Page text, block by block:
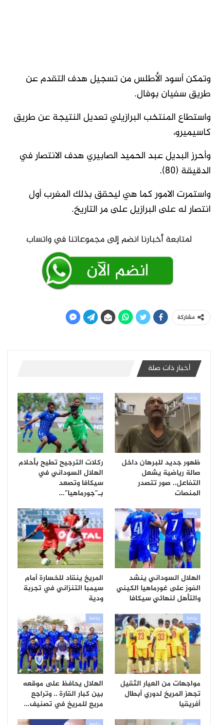
وتمكن أسود الأطلس من تسجيل هدف التقدم عن
طريق سفيان بوفال.
واستطاع المنتخب البرازيلي تعديل النتيجة عن طريق
كاسيميرو،
وأحرز البديل عبد الحميد الصابيري هدف الانتصار في
الدقيقة (80).
واستمرت الامور كما هي ليحقق بذلك المغرب أول
انتصار له على البرازيل على مر التاريخ.
مشاركة
أخبار ذات صلة
رياضة
ظهور جديد للبرهان داخل
صالة رياضية يشعل
التفاعل.. صور تتصدر
المنصات
رياضة
ركلات الترجيح تطيح بأحلام
الهلال السوداني في
سيكافا وتصعد
بـ”جورماهيا”…
رياضة
الهلال السوداني ينشد
الفوز على غورماهيا الكيني
والتأهل لنهائي سيكافا
رياضة
المريخ ينقاد للخسارة أمام
سيمبا التنزاني في تجربة
ودية
رياضة
مواجهات من العيار الثقيل
تجهز المريخ لدوري أبطال
أفريقيا
رياضة
الهلال يحافظ على موقعه
بين كبار القارة .. وتراجع
مريع للمريخ في تصنيف…